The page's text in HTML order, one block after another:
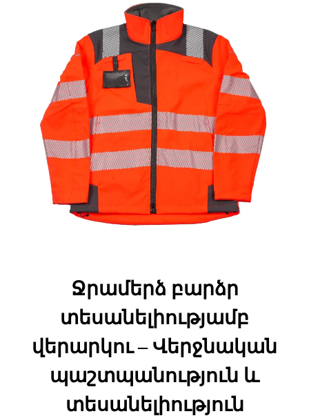
Ջրամերձ բարձր
տեսանելիությամբ
վերարկու – Վերջնական
պաշտպանություն և
տեսանելիություն